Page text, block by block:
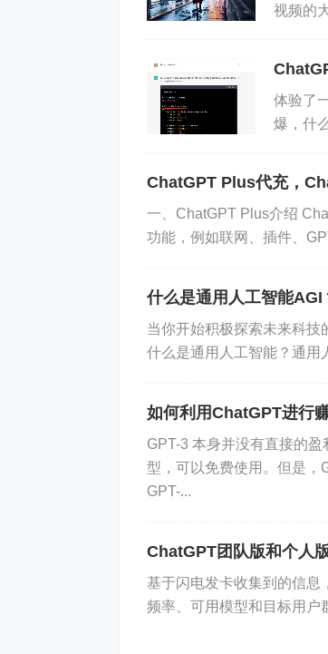
运行Docker容器
视频的
体验了
爆，什
ChatGPT Plus代充，
一、ChatGPT Plus介绍
功能，例如联网、插件、
什么是通用人工智能
当你开始积极探索未来科技
什么是通用人工智能？通用
如何利用ChatGPT进行
GPT-3 本身并没有直接的
型，可以免费使用。但是，
GPT-...
ChatGPT团队版和个人
基于闪电发卡收集到的信息
频率、可用模型和目标用户